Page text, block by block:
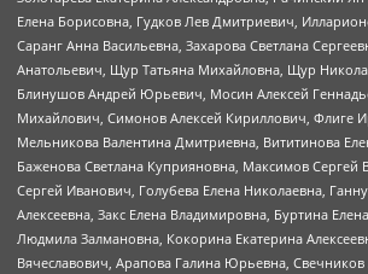
Елена Борисовна, Гудков Лев Дмитриевич,
Саранг Анна Васильевна, Захарова Светлана
Анатольевич, Щур Татьяна Михайловна, Щур
Блинушов Андрей Юрьевич, Мосин Алексей
Михайлович, Симонов Алексей Кириллович, Флиге
Мельникова Валентина Дмитриевна, Вититинова
Баженова Светлана Куприяновна, Максимов Сергей
Сергей Иванович, Голубева Елена Николаевна,
Алексеевна, Закс Елена Владимировна, Буртина
Людмила Залмановна, Кокорина Екатерина
Вячеславович, Арапова Галина Юрьевна,